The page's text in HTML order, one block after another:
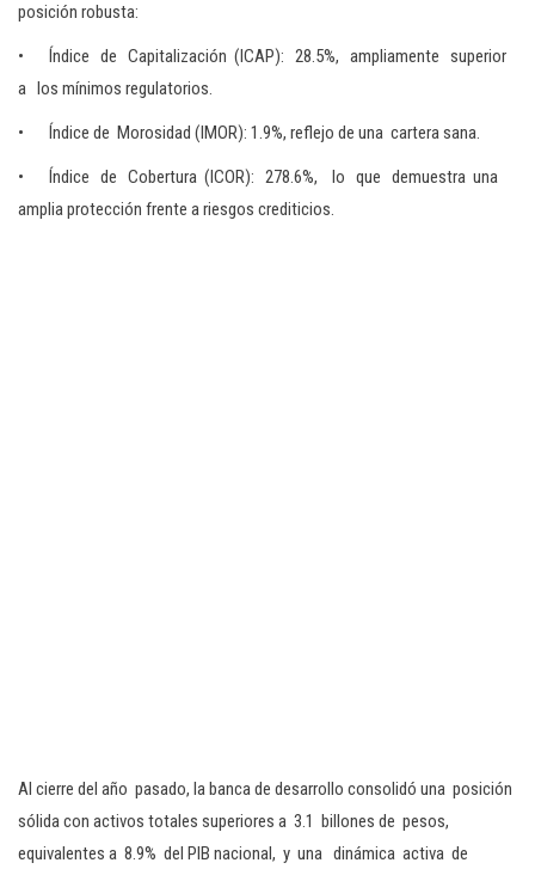
posición robusta:
• Índice de Capitalización (ICAP): 28.5%, ampliamente superior
a los mínimos regulatorios.
• Índice de Morosidad (IMOR): 1.9%, reflejo de una cartera sana.
• Índice de Cobertura (ICOR): 278.6%, lo que demuestra una
amplia protección frente a riesgos crediticios.
Al cierre del año pasado, la banca de desarrollo consolidó una posición
sólida con activos totales superiores a 3.1 billones de pesos,
equivalentes a 8.9% del PIB nacional, y una dinámica activa de